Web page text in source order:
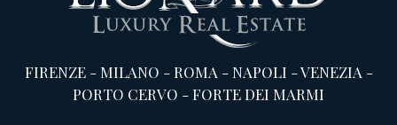
FIRENZE-MILANO -ROMA -NAPOLI -VENEZIA -
PORTO CERVO -FORTE DEI MARMI